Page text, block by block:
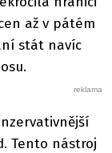
až v pátém
stát navíc
Tento nástroj